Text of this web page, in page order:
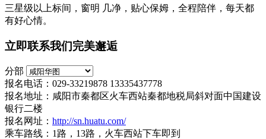
三星级以上标间，窗明 几净，贴心保姆，全程陪伴，每天都
有好心情。
立即联系我们完美邂逅
分部
报名电话：029-33219878 13335437778
报名地址：咸阳市秦都区火车西站秦都地税局斜对面中国建设
银行二楼
报名网址： http://sn.huatu.com/
乘车路线：1路，13路，火车西站下车即到